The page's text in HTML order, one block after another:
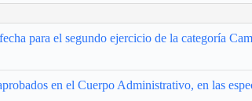
para el segundo ejercicio de la categoría
en el Cuerpo Administrativo, en las